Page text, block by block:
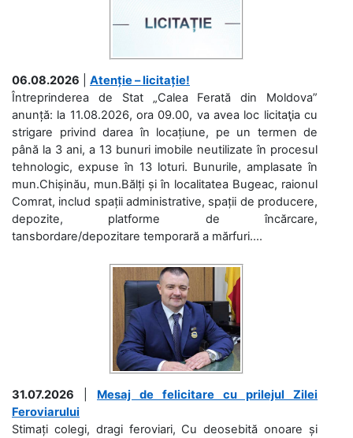
06.08.2026
Atenție – licitație!
Întreprinderea de Stat „Calea Ferată din Moldova”
anunță: la 11.08.2026, ora 09.00, va avea loc licitaţia cu
strigare privind darea în locațiune, pe un termen de
până la 3 ani, a 13 bunuri imobile neutilizate în procesul
tehnologic, expuse în 13 loturi. Bunurile, amplasate în
mun.Chișinău, mun.Bălți și în localitatea Bugeac, raionul
Comrat, includ spații administrative, spații de producere,
depozite, platforme de încărcare,
tansbordare/depozitare temporară a mărfuri....
31.07.2026
Mesaj de felicitare cu prilejul Zilei
Feroviarului
Stimați colegi, dragi feroviari, Cu deosebită onoare și